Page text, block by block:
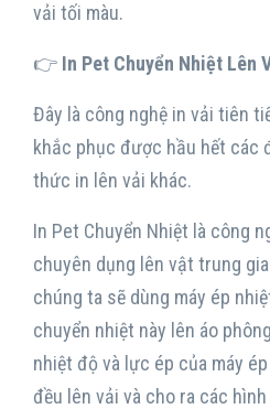
vải tối màu.
👉 In Pet Chuyển Nhiệt Lên
Đây là công nghệ in vải tiên
khắc phục được hầu hết các
thức in lên vải khác.
In Pet Chuyển Nhiệt là công
chuyên dụng lên vật trung
chúng ta sẽ dùng máy ép
chuyển nhiệt này lên áo
nhiệt độ và lực ép của máy
đều lên vải và cho ra các